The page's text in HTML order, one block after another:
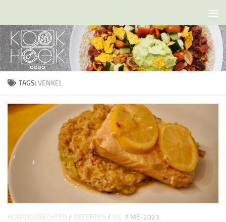
TAGS:VENKEL
HOOFDGERECHTEN / RECEPTEN / VIS 7 MEI 2023